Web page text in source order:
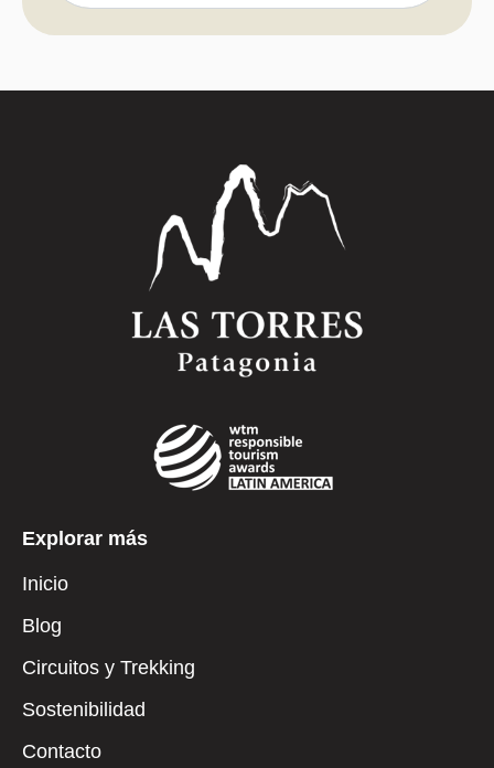
Explorar más
Inicio
Blog
Circuitos y Trekking
Sostenibilidad
Contacto